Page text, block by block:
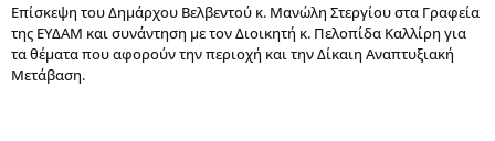
Επίσκεψη του Δημάρχου Βελβεντού κ. Μανώλη Στεργίου στα Γραφεία
της ΕΥΔΑΜ και συνάντηση με τον Διοικητή κ. Πελοπίδα Καλλίρη για
τα θέματα που αφορούν την περιοχή και την Δίκαιη Αναπτυξιακή
Μετάβαση.